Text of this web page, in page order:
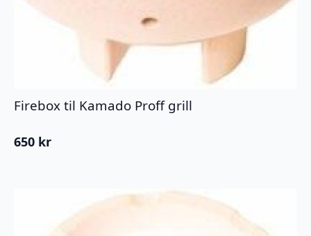
Firebox til Kamado Proff grill
650 kr